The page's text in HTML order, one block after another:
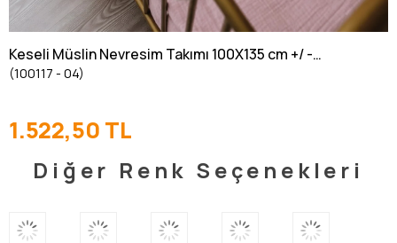
Keseli Müslin Nevresim Takımı 100X135 cm +/ -
3cm Çarşaf 120X150 Yastık 35X45 cm Pudra
(100117 - 04)
1.522,50 TL
Diğer Renk Seçenekleri